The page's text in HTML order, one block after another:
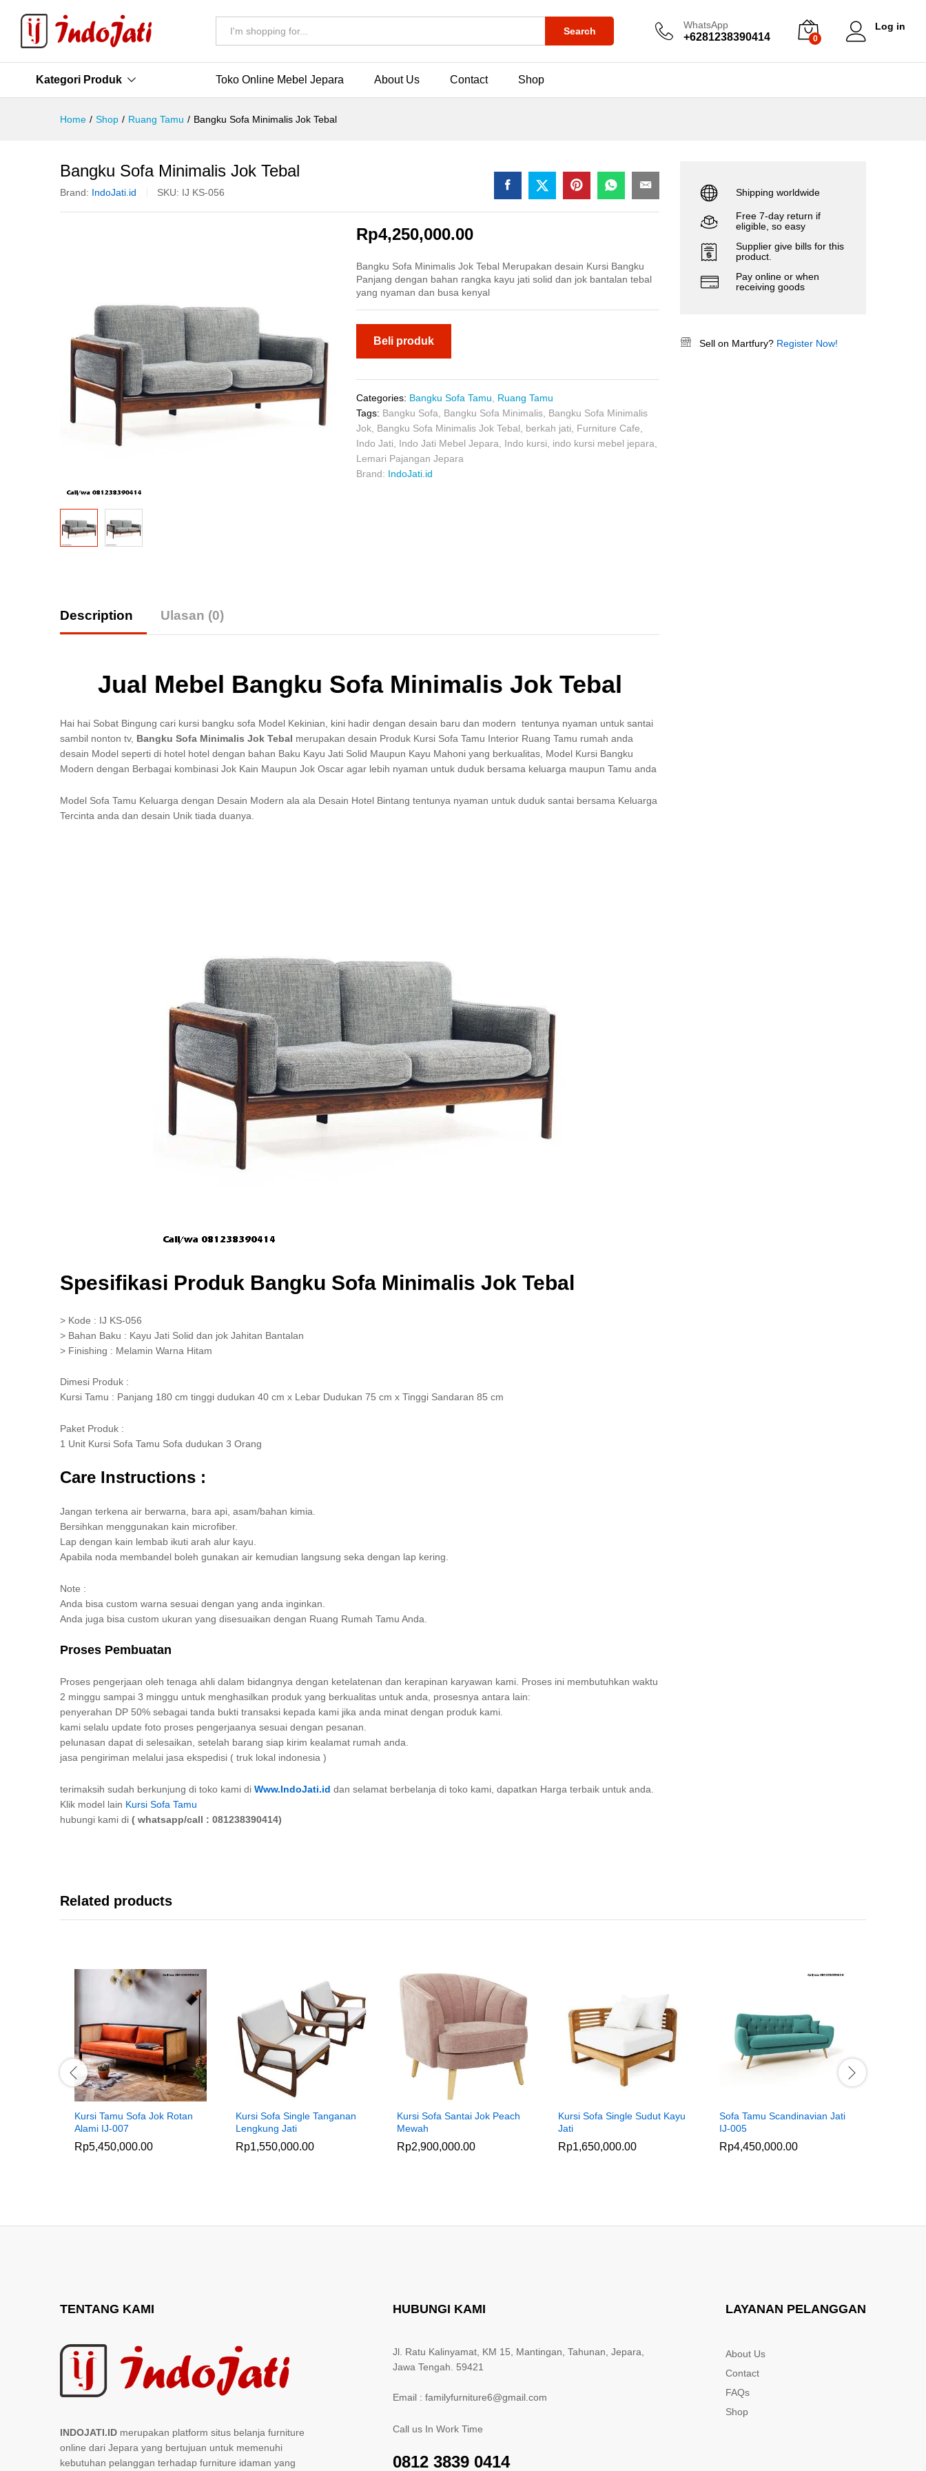
Search
WhatsApp
+6281238390414 0
Log in
Kategori Produk Toko Online Mebel Jepara About Us Contact Shop
Home / Shop / Ruang Tamu / Bangku Sofa Minimalis Jok Tebal
Bangku Sofa Minimalis Jok Tebal
Brand: IndoJati.id SKU: IJ KS-056
Rp4,250,000.00
Bangku Sofa Minimalis Jok Tebal Merupakan desain Kursi Bangku
Panjang dengan bahan rangka kayu jati solid dan jok bantalan tebal
yang nyaman dan busa kenyal
Beli produk
Categories: Bangku Sofa Tamu
Ruang Tamu
Tags: Bangku Sofa Bangku Sofa Minimalis Bangku Sofa Minimalis
Jok Bangku Sofa Minimalis Jok Tebal berkah jati Furniture Cafe
Indo Jati
Indo Jati Mebel Jepara Indo kursi indo kursi mebel jepara
Lemari Pajangan Jepara
Brand: IndoJati.id
Description Ulasan (0)
Jual Mebel Bangku Sofa Minimalis Jok Tebal
Hai hai Sobat Bingung cari kursi bangku sofa Model Kekinian, kini hadir dengan desain baru dan modern tentunya nyaman untuk santai
sambil nonton tv, Bangku Sofa Minimalis Jok Tebal merupakan desain Produk Kursi Sofa Tamu Interior Ruang Tamu rumah anda
desain Model seperti di hotel hotel dengan bahan Baku Kayu Jati Solid Maupun Kayu Mahoni yang berkualitas, Model Kursi Bangku
Modern dengan Berbagai kombinasi Jok Kain Maupun Jok Oscar agar lebih nyaman untuk duduk bersama keluarga maupun Tamu anda
Model Sofa Tamu Keluarga dengan Desain Modern ala ala Desain Hotel Bintang tentunya nyaman untuk duduk santai bersama Keluarga
Tercinta anda dan desain Unik tiada duanya.
Spesifikasi Produk Bangku Sofa Minimalis Jok Tebal
> Kode : IJ KS-056
> Bahan Baku : Kayu Jati Solid dan jok Jahitan Bantalan
> Finishing : Melamin Warna Hitam
Dimesi Produk :
Kursi Tamu : Panjang 180 cm tinggi dudukan 40 cm x Lebar Dudukan 75 cm x Tinggi Sandaran 85 cm
Paket Produk :
1 Unit Kursi Sofa Tamu Sofa dudukan 3 Orang
Care Instructions :
Jangan terkena air berwarna, bara api, asam/bahan kimia.
Bersihkan menggunakan kain microfiber.
Lap dengan kain lembab ikuti arah alur kayu.
Apabila noda membandel boleh gunakan air kemudian langsung seka dengan lap kering.
Note :
Anda bisa custom warna sesuai dengan yang anda inginkan.
Anda juga bisa custom ukuran yang disesuaikan dengan Ruang Rumah Tamu Anda.
Proses Pembuatan
Proses pengerjaan oleh tenaga ahli dalam bidangnya dengan ketelatenan dan kerapinan karyawan kami. Proses ini membutuhkan waktu
2 minggu sampai 3 minggu untuk menghasilkan produk yang berkualitas untuk anda, prosesnya antara lain:
penyerahan DP 50% sebagai tanda bukti transaksi kepada kami jika anda minat dengan produk kami.
kami selalu update foto proses pengerjaanya sesuai dengan pesanan.
pelunasan dapat di selesaikan, setelah barang siap kirim kealamat rumah anda.
jasa pengiriman melalui jasa ekspedisi ( truk lokal indonesia )
terimaksih sudah berkunjung di toko kami di Www.IndoJati.id dan selamat berbelanja di toko kami, dapatkan Harga terbaik untuk anda.
Klik model lain Kursi Sofa Tamu
hubungi kami di ( whatsapp/call : 081238390414)
Shipping worldwide
Free 7-day return if
eligible, so easy
Supplier give bills for this
product.
Pay online or when
receiving goods
Sell on Martfury? Register Now!
Related products
Kursi Tamu Sofa Jok Rotan
Alami IJ-007
Rp5,450,000.00
Kursi Sofa Single Tanganan
Lengkung Jati
Rp1,550,000.00
Kursi Sofa Santai Jok Peach
Mewah
Rp2,900,000.00
Kursi Sofa Single Sudut Kayu
Jati
Rp1,650,000.00
Sofa Tamu Scandinavian Jati
IJ-005
Rp4,450,000.00
TENTANG KAMI
INDOJATI.ID merupakan platform situs belanja furniture
online dari Jepara yang bertujuan untuk memenuhi
kebutuhan pelanggan terhadap furniture idaman yang
HUBUNGI KAMI
Jl. Ratu Kalinyamat, KM 15, Mantingan, Tahunan, Jepara,
Jawa Tengah. 59421
Email : familyfurniture6@gmail.com
Call us In Work Time
0812 3839 0414
LAYANAN PELANGGAN
About Us
Contact
FAQs
Shop